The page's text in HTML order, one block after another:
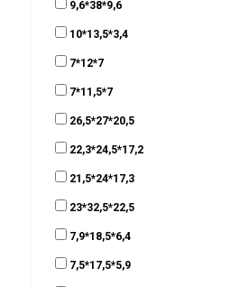
9,6*38*9,6
10*13,5*3,4
7*12*7
7*11,5*7
26,5*27*20,5
22,3*24,5*17,2
21,5*24*17,3
23*32,5*22,5
7,9*18,5*6,4
7,5*17,5*5,9